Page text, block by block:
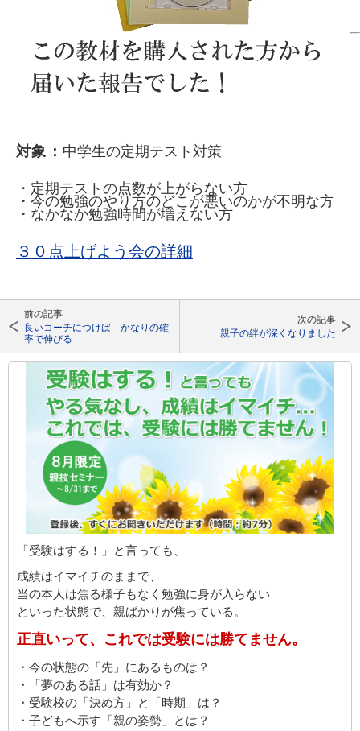
対象： 中学生の定期テスト対策
・定期テストの点数が上がらない方
・今の勉強のやり方のどこが悪いのかが不明な方
・なかなか勉強時間が増えない方
３０点上げよう会の詳細
前の記事
良いコーチにつけば かなりの確
率で伸びる
次の記事
親子の絆が深くなりました
「受験はする！」と言っても、
成績はイマイチのままで、
当の本人は焦る様子もなく勉強に身が入らない
といった状態で、親ばかりが焦っている。
正直いって、これでは受験には勝てません。
・今の状態の「先」にあるものは？
・「夢のある話」は有効か？
・受験校の「決め方」と「時期」は？
・子どもへ示す「親の姿勢」とは？